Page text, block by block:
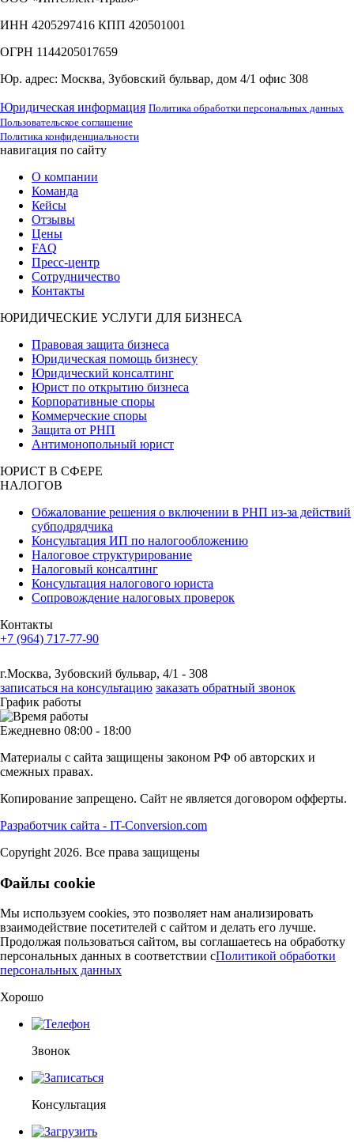
ИНН 4205297416 КПП 420501001
ОГРН 1144205017659
Юр. адрес: Москва, Зубовский бульвар, дом 4/1 офис 308
Юридическая информация Политика обработки персональных данных
Пользовательское соглашение
Политика конфиденциальности
навигация по сайту
О компании
Команда
Кейсы
Отзывы
Цены
FAQ
Пресс-центр
Сотрудничество
Контакты
ЮРИДИЧЕСКИЕ УСЛУГИ ДЛЯ БИЗНЕСА
Правовая защита бизнеса
Юридическая помощь бизнесу
Юридический консалтинг
Юрист по открытию бизнеса
Корпоративные споры
Коммерческие споры
Защита от РНП
Антимонопольный юрист
ЮРИСТ В СФЕРЕ
НАЛОГОВ
Обжалование решения о включении в РНП из-за действий
субподрядчика
Консультация ИП по налогообложению
Налоговое структурирование
Налоговый консалтинг
Консультация налогового юриста
Сопровождение налоговых проверок
Контакты
+7 (964) 717-77-90
г.Москва, Зубовский бульвар, 4/1 - 308
записаться на консультацию заказать обратный звонок
График работы
Ежедневно 08:00 - 18:00
Материалы с сайта защищены законом РФ об авторских и
смежных правах.
Копирование запрещено. Сайт не является договором офферты.
Разработчик сайта - IT-Conversion.com
Copyright 2026. Все права защищены
Файлы cookie
Мы используем cookies, это позволяет нам анализировать
взаимодействие посетителей с сайтом и делать его лучше.
Продолжая пользоваться сайтом, вы соглашаетесь на обработку
персональных данных в соответствии cПолитикой обработки
персональных данных
Хорошо
Звонок
Консультация